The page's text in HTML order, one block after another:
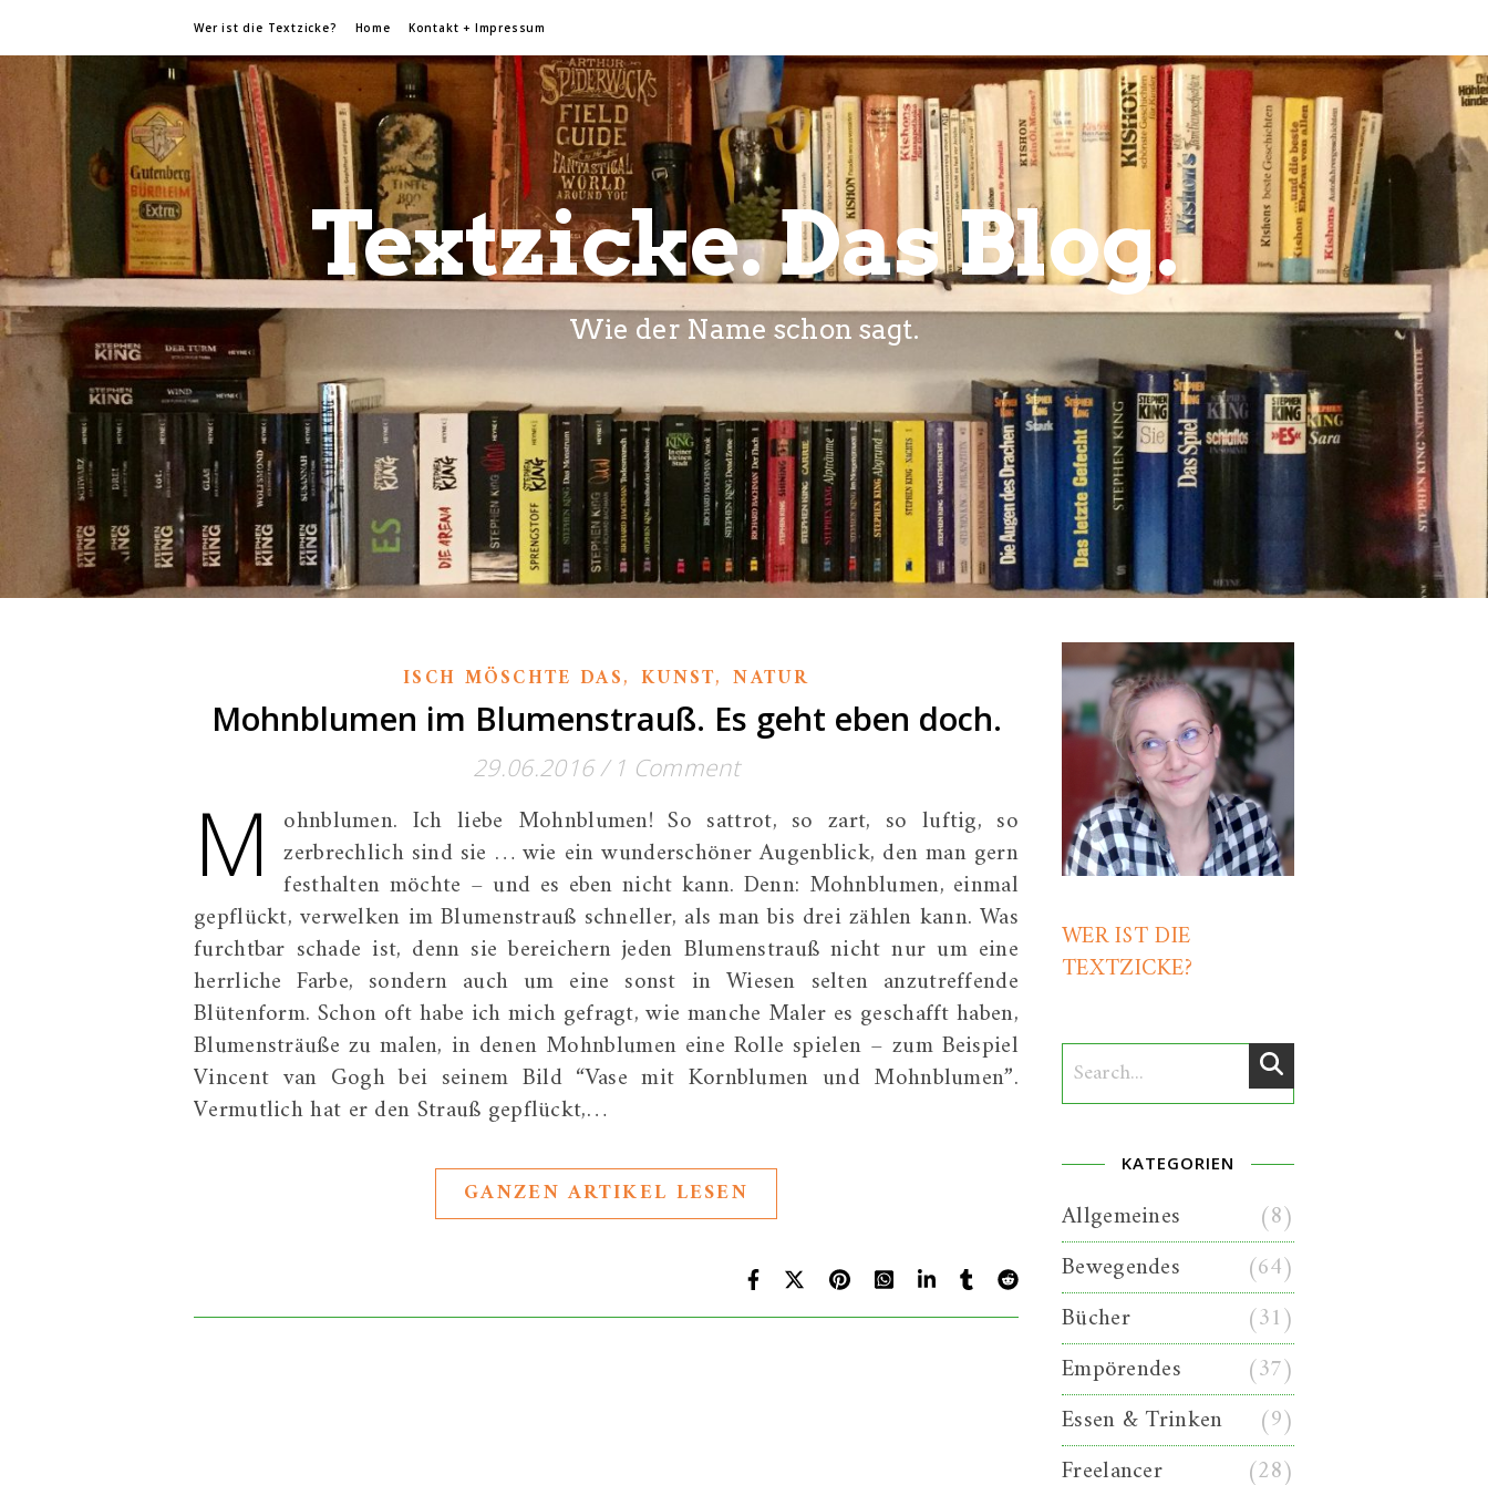
Wer ist die Textzicke? Home Kontakt + Impressum
Textzicke. Das Blog.
Wie der Name schon sagt.
ISCH MÖSCHTE DAS, KUNST,NATUR
Mohnblumen im Blumenstrauß. Es geht eben doch.
29.06.2016 / 1 Comment
M ohnblumen. Ich liebe Mohnblumen! So sattrot, so zart, so luftig, so
zerbrechlich sind sie … wie ein wunderschöner Augenblick, den man gern
festhalten möchte – und es eben nicht kann. Denn: Mohnblumen, einmal
gepflückt, verwelken im Blumenstrauß schneller, als man bis drei zählen kann. Was
furchtbar schade ist, denn sie bereichern jeden Blumenstrauß nicht nur um eine
herrliche Farbe, sondern auch um eine sonst in Wiesen selten anzutreffende
Blütenform. Schon oft habe ich mich gefragt, wie manche Maler es geschafft haben,
Blumensträuße zu malen, in denen Mohnblumen eine Rolle spielen – zum Beispiel
Vincent van Gogh bei seinem Bild “Vase mit Kornblumen und Mohnblumen”.
Vermutlich hat er den Strauß gepflückt,…
GANZEN ARTIKEL LESEN
WER IST DIE
TEXTZICKE?
KATEGORIEN
Allgemeines
(8)
Bewegendes
(64)
Bücher
(31)
Empörendes
(37)
Essen & Trinken
(9)
Freelancer
(28)